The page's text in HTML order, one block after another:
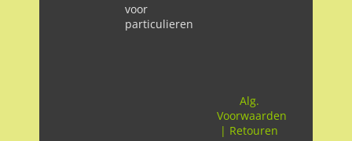
voor
particulieren
Alg.
Voorwaarden
| Retouren